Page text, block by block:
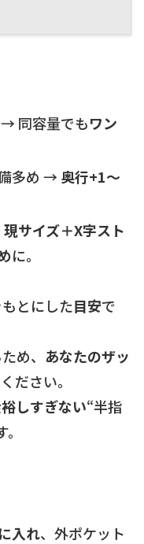
→ 同容量でもワン
多め → 奥行+1〜
現サイズ＋X字スト
に。
とにした目安で
め、 あなたのザッ
ださい。
しすぎない“半指
入れ、外ポケット